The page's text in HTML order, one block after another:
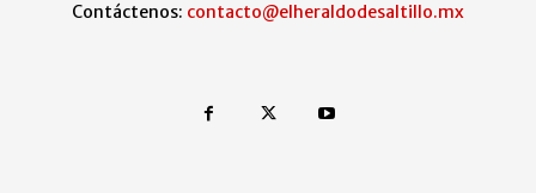
Contáctenos: contacto@elheraldodesaltillo.mx